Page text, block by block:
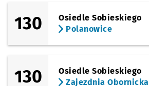
Broniewskiego
Bałtycka
Bezpieczna
130
Osiedle Sobieskiego
Polanowice
130
Osiedle Sobieskiego
Zajezdnia Obornicka